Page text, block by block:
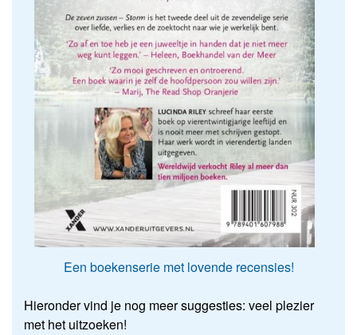
Een boekenserie met lovende recensies!
Hieronder vind je nog meer suggesties: veel plezier
met het uitzoeken!